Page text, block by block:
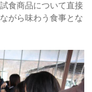
食商品について直接
がら味わう食事とな